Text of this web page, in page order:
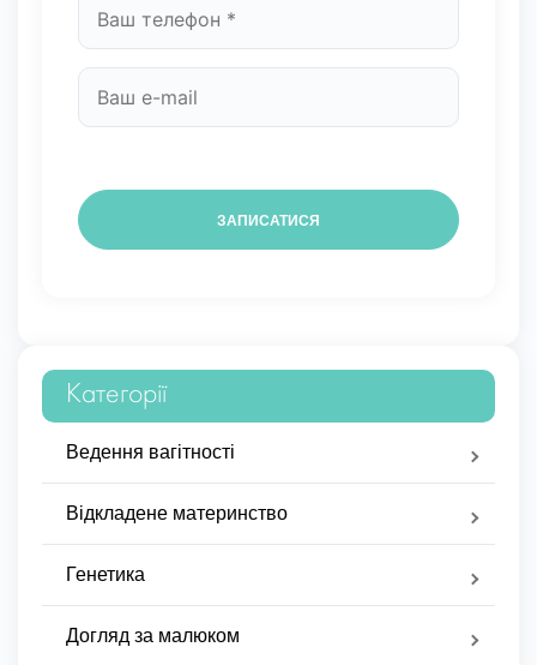
Категорії
Ведення вагітності
Відкладене материнство
Генетика
Догляд за малюком